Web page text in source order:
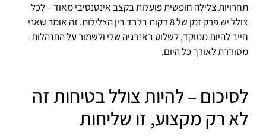
תחרויות צלילה חופשית פועלות בקצב אינטנסיבי מאוד – לכל
צולל יש פרק זמן של 8 דקות בלבד בין הצלילות. זה אומר שאני
חייב להיות ממוקד, לשלוט באנרגיה שלי ולשמור על התנהלות
מסודרת לאורך כל היום.
לסיכום – להיות צולל בטיחות זה
לא רק מקצוע, זו שליחות